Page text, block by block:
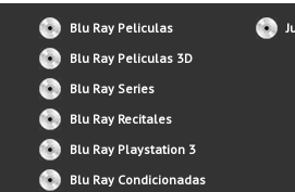
Blu Ray Peliculas
Blu Ray Peliculas 3D
Blu Ray Series
Blu Ray Recitales
Blu Ray Playstation 3
Blu Ray Condicionadas